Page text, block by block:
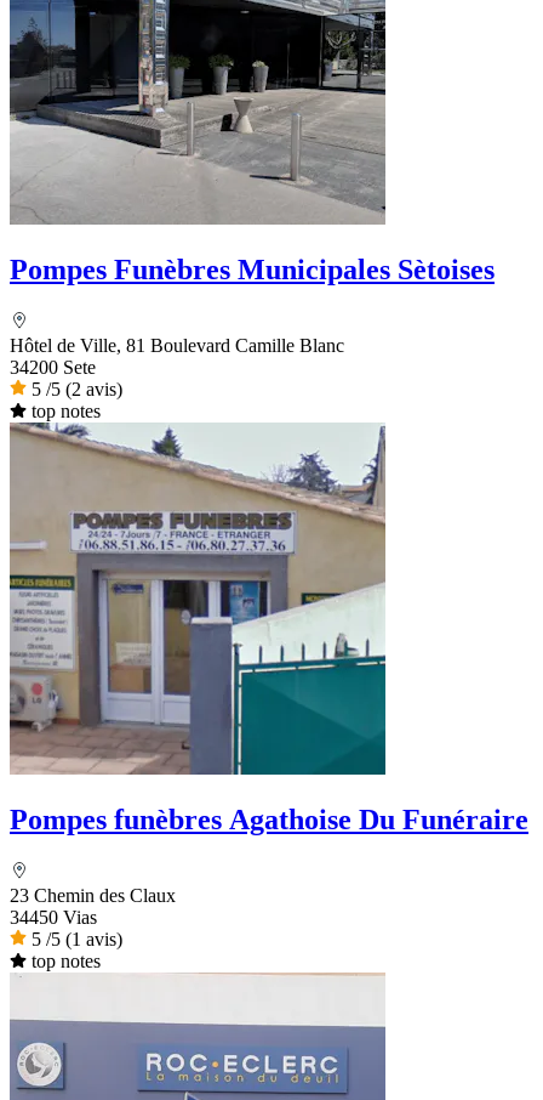
Pompes Funèbres Municipales Sètoises
Hôtel de Ville, 81 Boulevard Camille Blanc
34200 Sete
5 /5 (2 avis)
top notes
Pompes funèbres Agathoise Du Funéraire
23 Chemin des Claux
34450 Vias
5 /5 (1 avis)
top notes